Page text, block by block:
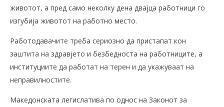
животот, а пред само неколку дена двајца работници го
изгубија животот на работно место.
Работодавачите треба сериозно да пристапaт кон
заштита на здравјето и безбедноста на работниците, а
институциите да работат на терен и да укажуваат на
неправилностите.
Македонската легислатива по однос на Законот за